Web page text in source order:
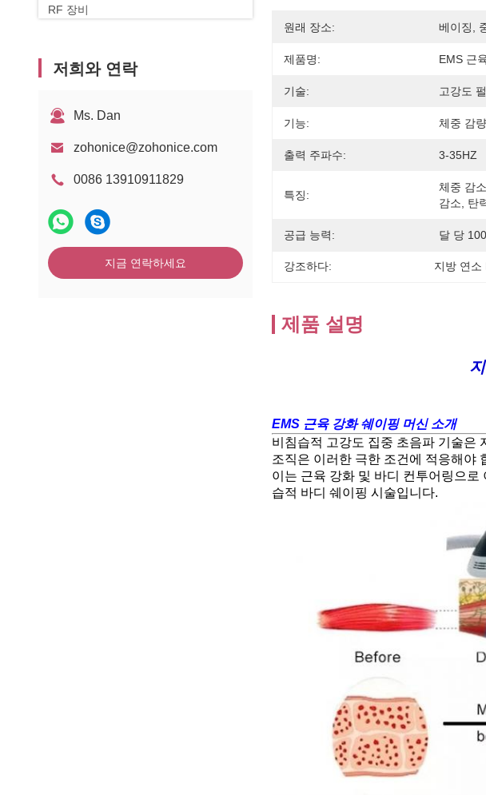
RF 장비
1470nm 다이오드 레이저
저희와 연락
Ms. Dan
zohonice@zohonice.com
0086 13910911829
지금 연락하세요
원래 장소: 베이징,
제품명: EMS 근
기술: 고강도
기능: 체중 감
출력 주파수: 3-35HZ
특징:
체중 감
감소, 탄
공급 능력: 달 당
강조하다: 지방 연소
제품 설명
EMS 근육 강화 쉐이핑 머신 소개
비침습적 고강도 집중 초음파 기술은
조직은 이러한 극한 조건에 적응해야
이는 근육 강화 및 바디 컨투어링으
습적 바디 쉐이핑 시술입니다.